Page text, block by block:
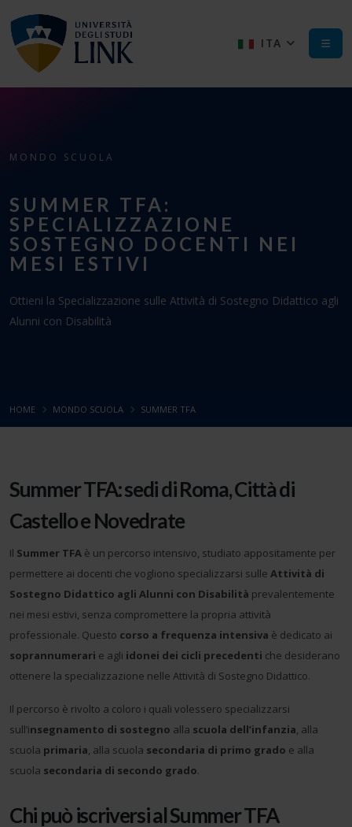
ITA
MONDO SCUOLA
SUMMER TFA:
SPECIALIZZAZIONE
SOSTEGNO DOCENTI NEI
MESI ESTIVI
Ottieni la Specializzazione sulle Attività di Sostegno Didattico agli
Alunni con Disabilità
HOME MONDO SCUOLA SUMMER TFA
Summer TFA: sedi di Roma, Città di
Castello e Novedrate
Il Summer TFA è un percorso intensivo, studiato appositamente per
permettere ai docenti che vogliono specializzarsi sulle Attività di
Sostegno Didattico agli Alunni con Disabilità prevalentemente
nei mesi estivi, senza compromettere la propria attività
professionale. Questo corso a frequenza intensiva è dedicato ai
soprannumerari e agli idonei dei cicli precedenti che desiderano
ottenere la specializzazione nelle Attività di Sostegno Didattico.
Il percorso è rivolto a coloro i quali volessero specializzarsi
sull’insegnamento di sostegno alla scuola dell’infanzia, alla
scuola primaria, alla scuola secondaria di primo grado e alla
scuola secondaria di secondo grado.
Chi può iscriversi al Summer TFA